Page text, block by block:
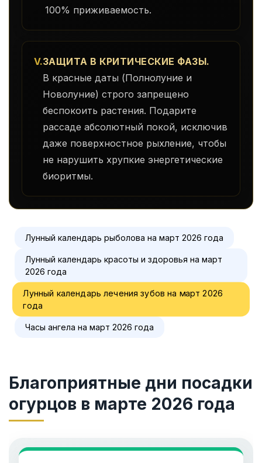
100% приживаемость.
V.ЗАЩИТА В КРИТИЧЕСКИЕ ФАЗЫ.
В красные даты (Полнолуние и
Новолуние) строго запрещено
беспокоить растения. Подарите
рассаде абсолютный покой, исключив
даже поверхностное рыхление, чтобы
не нарушить хрупкие энергетические
биоритмы.
Лунный календарь рыболова на март 2026 года
Лунный календарь красоты и здоровья на март
2026 года
Лунный календарь лечения зубов на март 2026
года
Часы ангела на март 2026 года
Благоприятные дни посадки
огурцов в марте 2026 года